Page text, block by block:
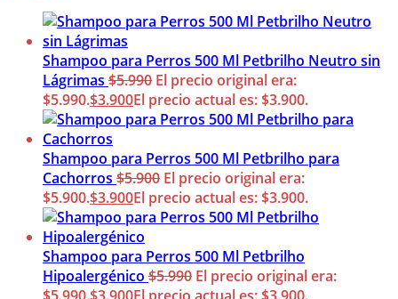
Shampoo para Perros 500 Ml Petbrilho Neutro sin
Lágrimas $5.990 El precio original era:
$5.990.$3.900El precio actual es: $3.900.
Shampoo para Perros 500 Ml Petbrilho para
Cachorros $5.900 El precio original era:
$5.900.$3.900El precio actual es: $3.900.
Shampoo para Perros 500 Ml Petbrilho
Hipoalergénico $5.990 El precio original era: